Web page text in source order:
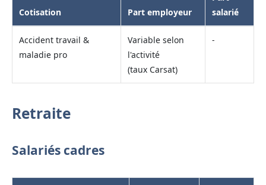
Cotisation Part employeur
salarié
Accident travail &
maladie pro
Variable selon
l'activité
(taux Carsat)
-
Retraite
Salariés cadres